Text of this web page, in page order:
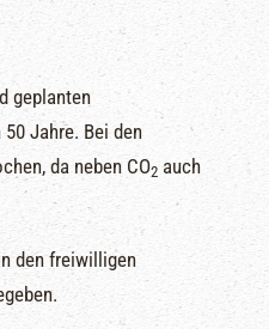
geplanten
Jahre. Bei den
da neben CO2 auch
den freiwilligen